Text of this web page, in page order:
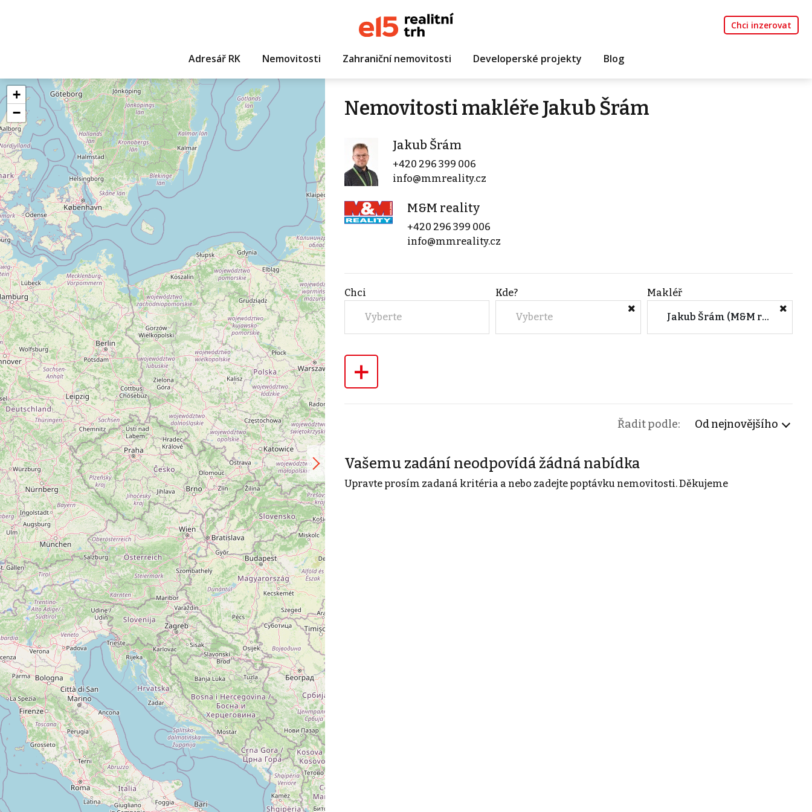
Chci inzerovat
Adresář RK Nemovitosti Zahraniční nemovitosti Developerské projekty Blog
+
−
Nemovitosti makléře Jakub Šrám
Jakub Šrám
+420 296 399 006
info@mmreality.cz
M&M reality
+420 296 399 006
info@mmreality.cz
Chci
Vyberte
Kde?
Vyberte
Makléř
Jakub Šrám (M&M reality)
+
Řadit podle: Od nejnovějšího
Vašemu zadání neodpovídá žádná nabídka
Upravte prosím zadaná kritéria a nebo zadejte poptávku nemovitosti. Děkujeme